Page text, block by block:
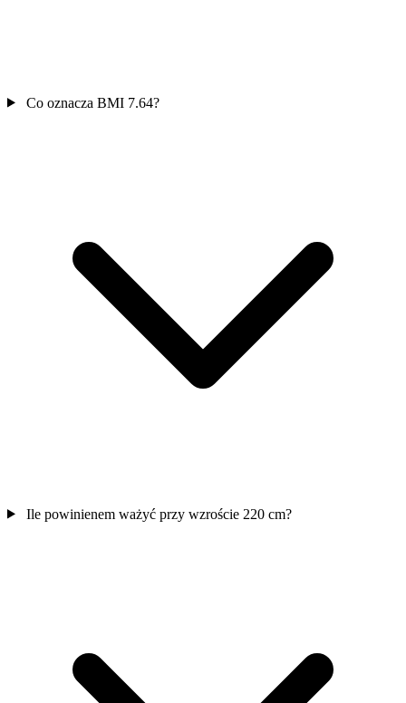
Co oznacza BMI 7.64?
Ile powinienem ważyć przy wzroście 220 cm?